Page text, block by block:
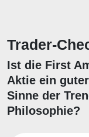
Trader-
Ist die First
Aktie ein
Sinne der
Philosophie?